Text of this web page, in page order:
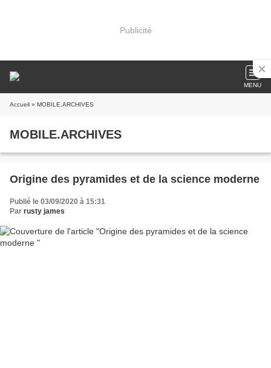
Publicité
MENU
Accueil » MOBILE.ARCHIVES
MOBILE.ARCHIVES
Origine des pyramides et de la science moderne
Publié le 03/09/2020 à 15:31
Par rusty james